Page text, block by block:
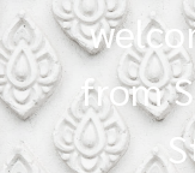
from